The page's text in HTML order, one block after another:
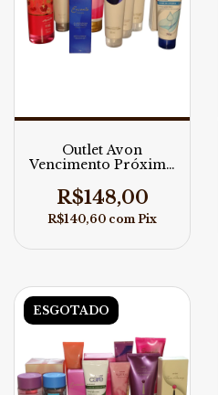
Outlet Avon
Vencimento Próximo
R$148,00
R$140,60 com Pix
ESGOTADO